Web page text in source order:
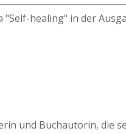
healing" in der
und Buchautorin, die